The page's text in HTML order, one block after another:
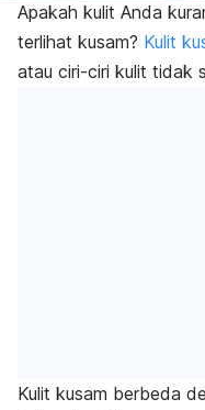
Apakah kulit Anda
terlihat kusam? Kulit
atau ciri-ciri kulit tidak
Kulit kusam berbeda